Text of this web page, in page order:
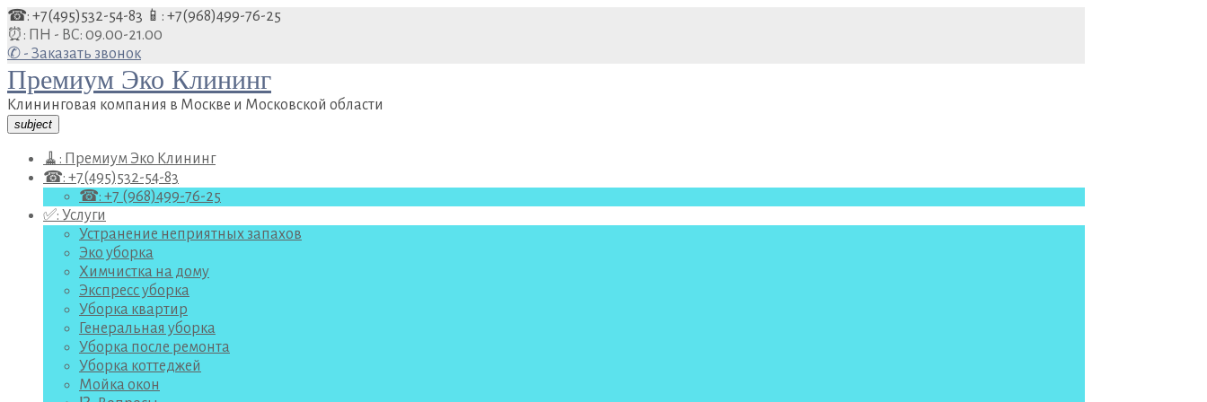
Перейти
к
содержанию
☎: +7(495)532-54-83 📱: +7(968)499-76-25
⏰: ПН - ВС: 09.00-21.00
✆ - Заказать звонок
Премиум Эко Клининг
Клининговая компания в Москве и Московской области
subject
🧹: Премиум Эко Клининг
☎: +7(495)532-54-83
☎: +7 (968)499-76-25
✅: Услуги
Устранение неприятных запахов
Эко уборка
Химчистка на дому
Экспресс уборка
Уборка квартир
Генеральная уборка
Уборка после ремонта
Уборка коттеджей
Мойка окон